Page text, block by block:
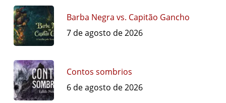
Barba Negra vs. Capitão Gancho
7 de agosto de 2026
Contos sombrios
6 de agosto de 2026